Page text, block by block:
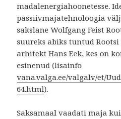
madalenergiahoonetesse.
passiivmajatehnoloogia
sakslane Wolfgang Feist
suureks abiks tuntud
arhitekt Hans Eek, kes on
esinenud (lisainfo
vana.valga.ee/valgalv/et/
64.html).
Saksamaal vaadati maja